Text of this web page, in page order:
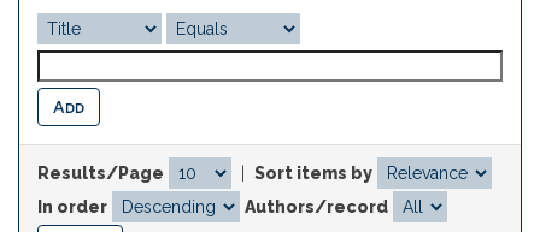
Results/Page
Sort items by
In order
Authors/record